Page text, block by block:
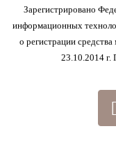
Зарегистрировано
информационных
о регистрации
23.10.2014